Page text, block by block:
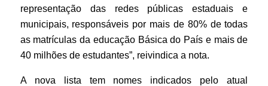
representação das redes públicas estaduais e
municipais, responsáveis por mais de 80% de todas
as matrículas da educação Básica do País e mais de
40 milhões de estudantes”, reivindica a nota.
A nova lista tem nomes indicados pelo atual